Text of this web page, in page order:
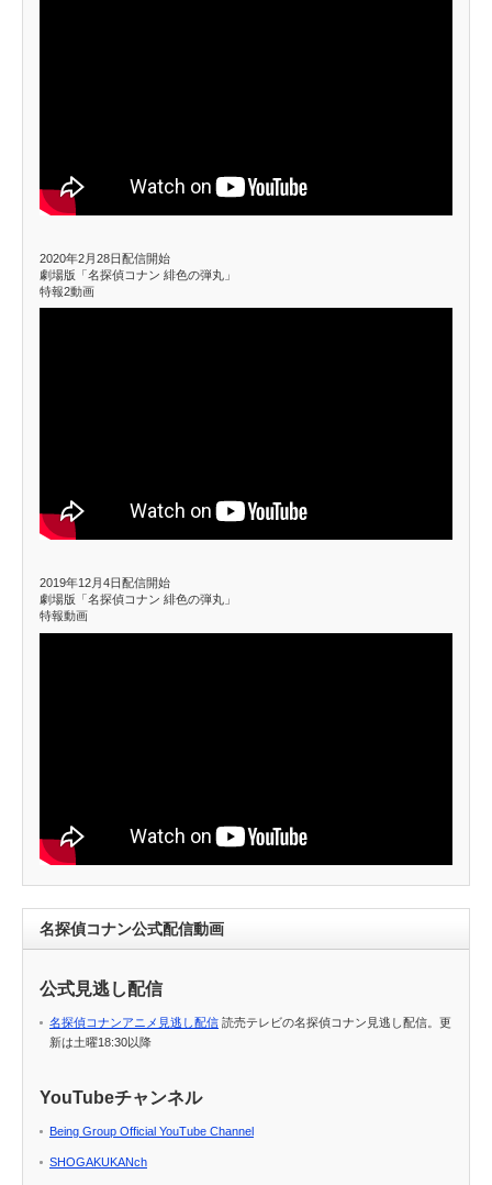
2020年2月28日配信開始
劇場版「名探偵コナン 緋色の弾丸」
特報2動画
2019年12月4日配信開始
劇場版「名探偵コナン 緋色の弾丸」
特報動画
名探偵コナン公式配信動画
公式見逃し配信
名探偵コナンアニメ見逃し配信 読売テレビの名探偵コナン見逃し配信。更
新は土曜18:30以降
YouTubeチャンネル
Being Group Official YouTube Channel
SHOGAKUKANch